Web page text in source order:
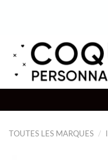
TOUTES LES MARQUES /